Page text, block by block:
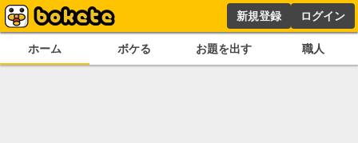
新規登録 ログイン
ホーム ボケる お題を出す 職人